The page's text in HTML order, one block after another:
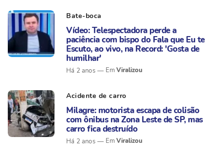
Bate-boca
Vídeo: Telespectadora perde a
paciência com bispo do Fala que Eu te
Escuto, ao vivo, na Record: 'Gosta de
humilhar'
Há 2 anos Viralizou
Acidente de carro
Milagre: motorista escapa de colisão
com ônibus na Zona Leste de SP, mas
carro fica destruído
Há 2 anos Viralizou